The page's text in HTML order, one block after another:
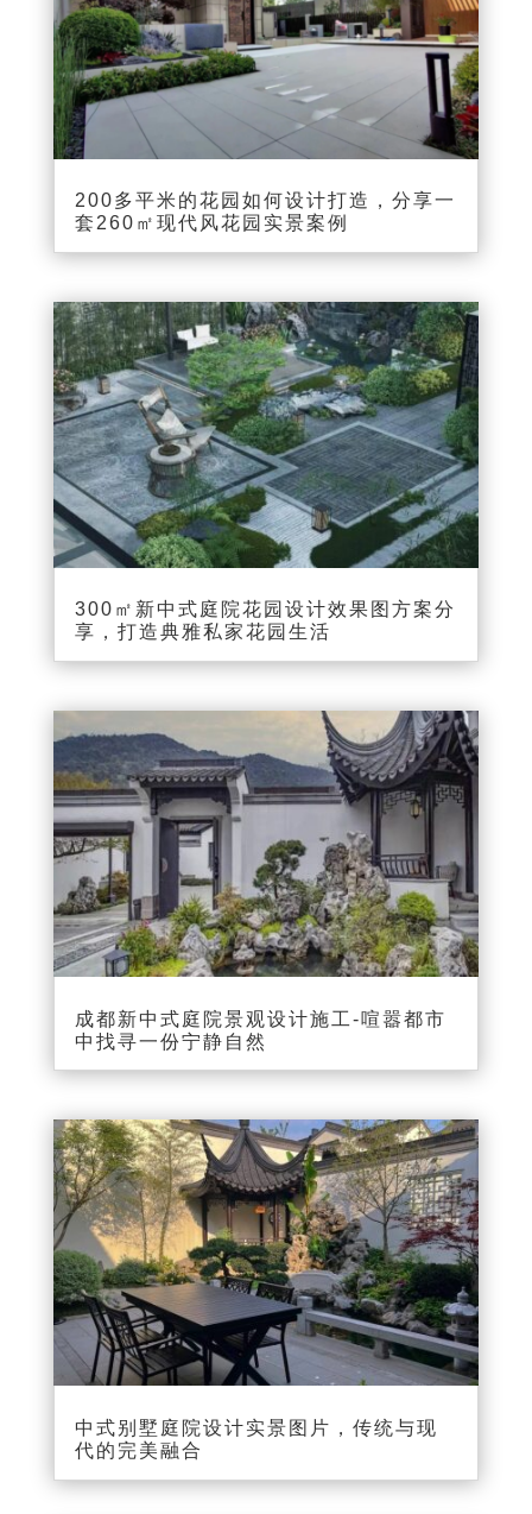
200多平米的花园如何设计打造，分享一
套260㎡现代风花园实景案例
300㎡新中式庭院花园设计效果图方案分
享，打造典雅私家花园生活
成都新中式庭院景观设计施工-喧嚣都市
中找寻一份宁静自然
中式别墅庭院设计实景图片，传统与现
代的完美融合